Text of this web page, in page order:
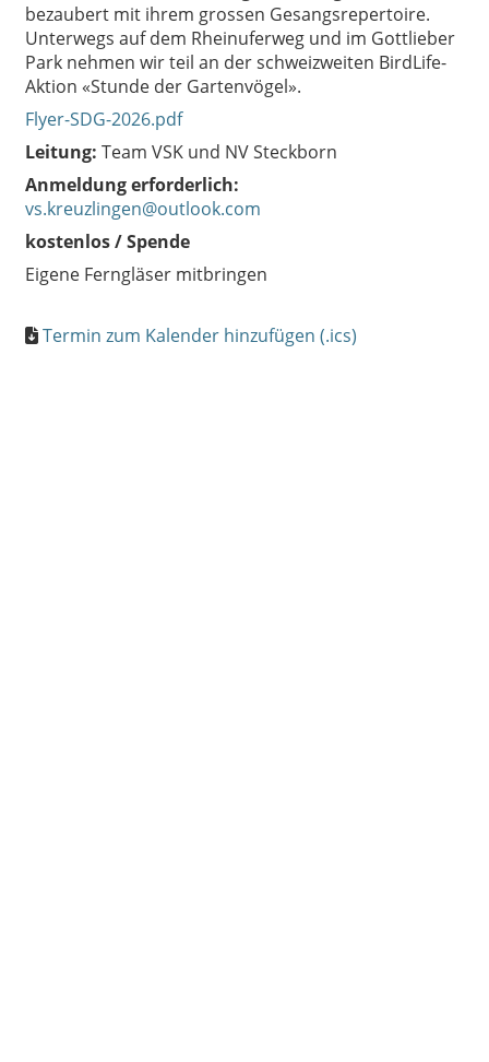
bezaubert mit ihrem grossen Gesangsrepertoire.
Unterwegs auf dem Rheinuferweg und im Gottlieber
Park nehmen wir teil an der schweizweiten BirdLife-
Aktion «Stunde der Gartenvögel».
Flyer-SDG-2026.pdf
Leitung: Team VSK und NV Steckborn
Anmeldung erforderlich:
vs.kreuzlingen@outlook.com
kostenlos / Spende
Eigene Ferngläser mitbringen
Termin zum Kalender hinzufügen (.ics)